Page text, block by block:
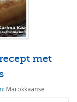
met
Marokkaanse